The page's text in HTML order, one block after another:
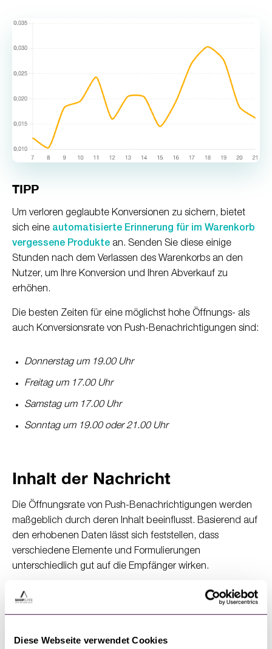
Diese Webseite verwendet Cookies
TIPP
Um verloren geglaubte Konversionen zu sichern, bietet
sich eine automatisierte Erinnerung für im Warenkorb
vergessene Produkte an. Senden Sie diese einige
Stunden nach dem Verlassen des Warenkorbs an den
Nutzer, um Ihre Konversion und Ihren Abverkauf zu
erhöhen.
Die besten Zeiten für eine möglichst hohe Öffnungs- als
auch Konversionsrate von Push-Benachrichtigungen sind:
Donnerstag um 19.00 Uhr
Freitag um 17.00 Uhr
Samstag um 17.00 Uhr
Sonntag um 19.00 oder 21.00 Uhr
Inhalt der Nachricht
Die Öffnungsrate von Push-Benachrichtigungen werden
maßgeblich durch deren Inhalt beeinflusst. Basierend auf
den erhobenen Daten lässt sich feststellen, dass
verschiedene Elemente und Formulierungen
unterschiedlich gut auf die Empfänger wirken.
Ein entscheidender Faktor ist das Einbinden von Bildern in
Push-Benachrichtigungen. Unsere Daten zeigen, dass
knapp 20% höhere Öffnungsrate aufweisen, als solche